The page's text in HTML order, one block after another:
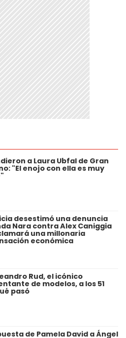
a Laura Ubfal de Gran
"El enojo con ella es muy
desestimó una denuncia
Nara contra Alex Caniggia
una millonaria
económica
Rud, el icónico
de modelos, a los 51
pasó
de Pamela David a Ángel